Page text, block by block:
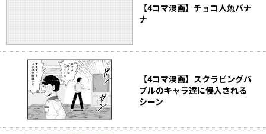
【4コマ漫画】チョコ人魚バナ
ナ
【4コマ漫画】スクラビングバ
ブルのキャラ達に侵入される
シーン